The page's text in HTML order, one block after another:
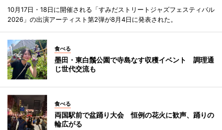
10月17日・18日に開催される「すみだストリートジャズフェスティバル
2026」の出演アーティスト第2弾が8月4日に発表された。
食べる
墨田・東白鬚公園で寺島なす収穫イベント 調理通
じ世代交流も
食べる
両国駅前で盆踊り大会 恒例の花火に歓声、踊りの
輪広がる